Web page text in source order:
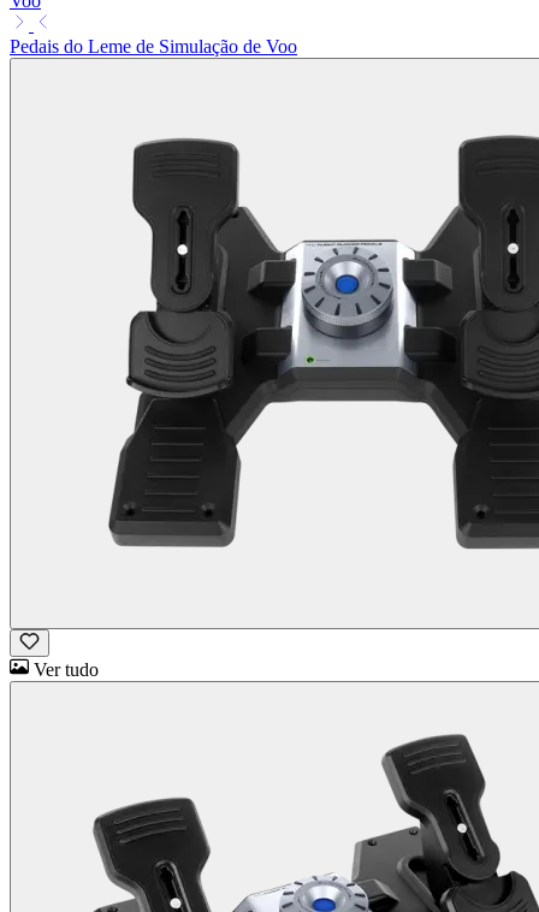
Pedais do Leme de Simulação de Voo
Ver tudo